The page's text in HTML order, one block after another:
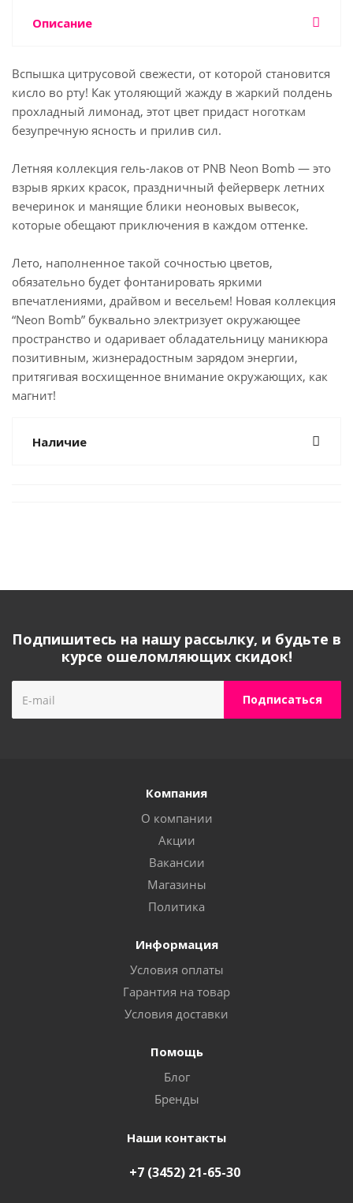
Описание
Вспышка цитрусовой свежести, от которой становится
кисло во рту! Как утоляющий жажду в жаркий полдень
прохладный лимонад, этот цвет придаст ноготкам
безупречную ясность и прилив сил.
Летняя коллекция гель-лаков от PNB Neon Bomb — это
взрыв ярких красок, праздничный фейерверк летних
вечеринок и манящие блики неоновых вывесок,
которые обещают приключения в каждом оттенке.
Лето, наполненное такой сочностью цветов,
обязательно будет фонтанировать яркими
впечатлениями, драйвом и весельем! Новая коллекция
“Neon Bomb” буквально электризует окружающее
пространство и одаривает обладательницу маникюра
позитивным, жизнерадостным зарядом энергии,
притягивая восхищенное внимание окружающих, как
магнит!
Наличие
Подпишитесь на нашу рассылку, и будьте в
курсе ошеломляющих скидок!
Компания
О компании
Акции
Вакансии
Магазины
Политика
Информация
Условия оплаты
Гарантия на товар
Условия доставки
Помощь
Блог
Бренды
Наши контакты
+7 (3452) 21-65-30